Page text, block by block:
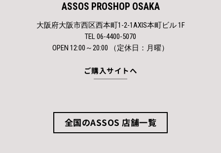
ASSOS PROSHOP OSAKA
大阪府大阪市西区西本町1-2-1AXIS本町ビル 1F
TEL 06-4400-5070
OPEN 12:00～20:00 （定休日：月曜）
ご購入サイトへ
全国のASSOS 店舗一覧